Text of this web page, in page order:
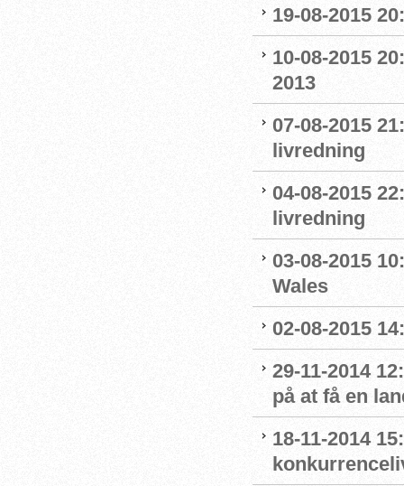
19-08-2015
10-08-2015
2013
07-08-2015
livredning
04-08-2015
livredning
03-08-2015
Wales
02-08-2015
29-11-2014
på at få en
18-11-2014